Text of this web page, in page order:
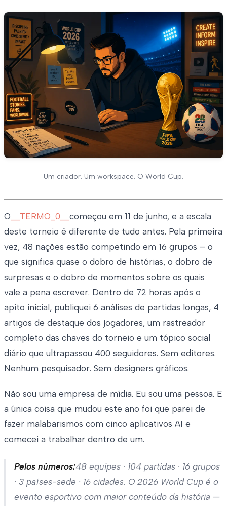
Um criador. Um workspace. O World Cup.
O __TERMO_0__ começou em 11 de junho, e a escala
deste torneio é diferente de tudo antes. Pela primeira
vez, 48 nações estão competindo em 16 grupos – o
que significa quase o dobro de histórias, o dobro de
surpresas e o dobro de momentos sobre os quais
vale a pena escrever. Dentro de 72 horas após o
apito inicial, publiquei 6 análises de partidas longas, 4
artigos de destaque dos jogadores, um rastreador
completo das chaves do torneio e um tópico social
diário que ultrapassou 400 seguidores. Sem editores.
Nenhum pesquisador. Sem designers gráficos.
Não sou uma empresa de mídia. Eu sou uma pessoa. E
a única coisa que mudou este ano foi que parei de
fazer malabarismos com cinco aplicativos AI e
comecei a trabalhar dentro de um.
Pelos números:48 equipes · 104 partidas · 16 grupos
· 3 países-sede · 16 cidades. O 2026 World Cup é o
evento esportivo com maior conteúdo da história —